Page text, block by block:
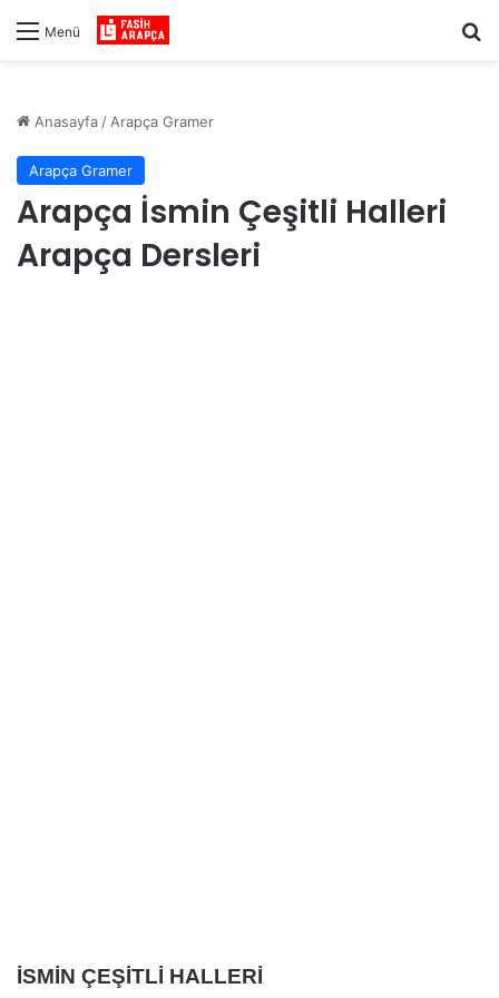
Menü
Anasayfa / Arapça Gramer
Arapça Gramer
Arapça İsmin Çeşitli Halleri
Arapça Dersleri
İSMİN ÇEŞİTLİ HALLERİ